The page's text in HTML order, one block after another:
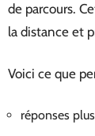
de parcours.
la distance et
Voici ce que
réponses